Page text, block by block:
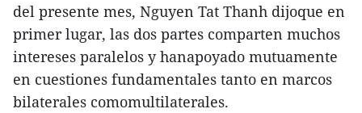
del presente mes, Nguyen Tat Thanh dijoque en
primer lugar, las dos partes comparten muchos
intereses paralelos y hanapoyado mutuamente
en cuestiones fundamentales tanto en marcos
bilaterales comomultilaterales.